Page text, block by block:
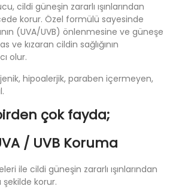
cildi güneşin zararlı ışınlarından
korur. Özel formülü sayesinde
(UVA/UVB) önlenmesine ve güneşe
ve kızaran cildin sağlığının
olur.
hipoalerjik, paraben içermeyen,
çok fayda;
/ UVB Koruma
ile cildi güneşin zararlı ışınlarından
korur.